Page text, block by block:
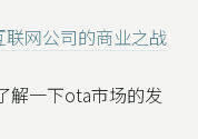
网公司的商业之战
解一下ota市场的发